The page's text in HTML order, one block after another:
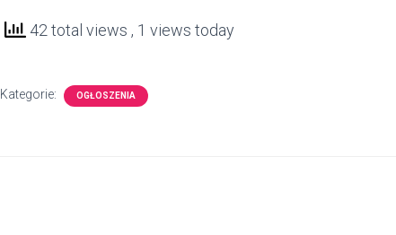
42 total views , 1 views today
Kategorie: OGŁOSZENIA